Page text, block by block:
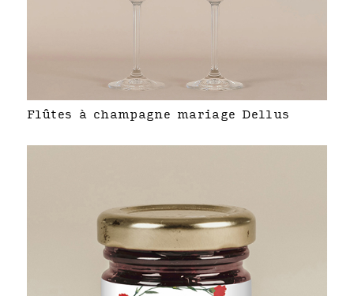
Flûtes à champagne mariage Dellus